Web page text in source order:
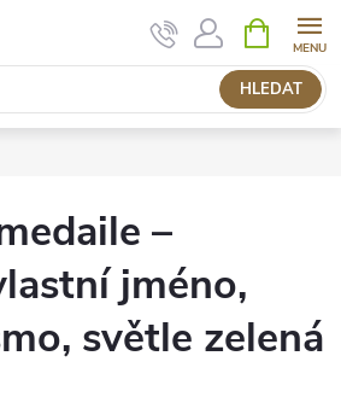
HLEDAT
NÁKUPNÍ
KOŠÍK
–
jméno,
světle zelená